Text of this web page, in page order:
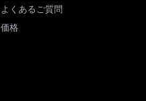
よくあるご質問
価格